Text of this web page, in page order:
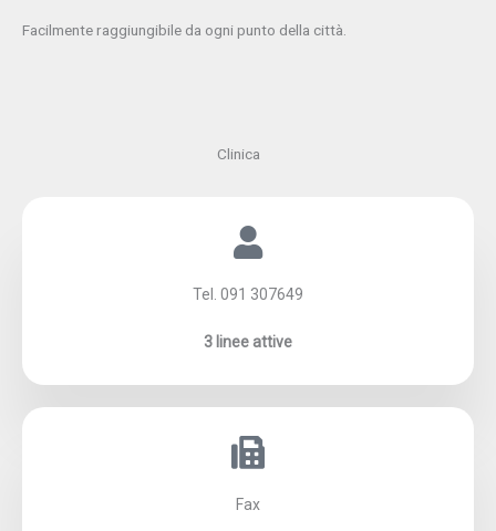
Facilmente raggiungibile da ogni punto della città.
Clinica
Tel. 091 307649
3 linee attive
Fax